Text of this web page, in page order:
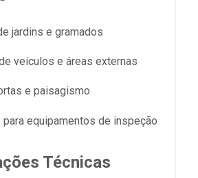
jardins e gramados
veículos e áreas externas
e paisagismo
para equipamentos de inspeção
Técnicas